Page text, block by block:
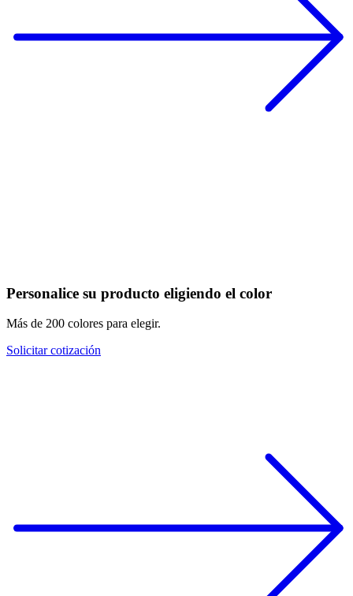
Personalice su producto eligiendo el color
Más de 200 colores para elegir.
Solicitar cotización